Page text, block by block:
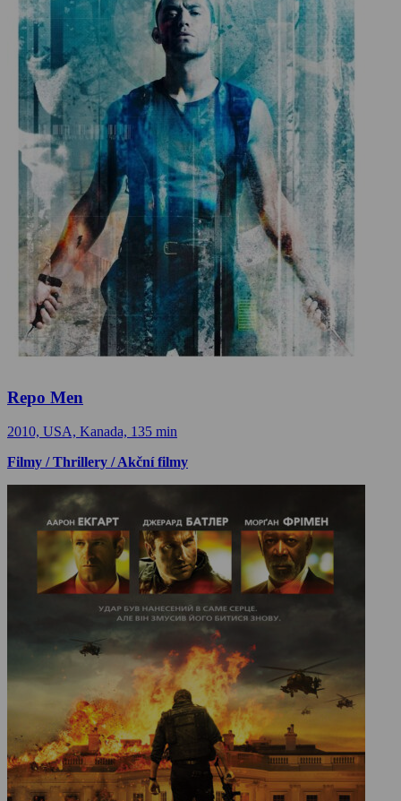
Repo Men
2010, USA, Kanada, 135 min
Filmy / Thrillery / Akční filmy